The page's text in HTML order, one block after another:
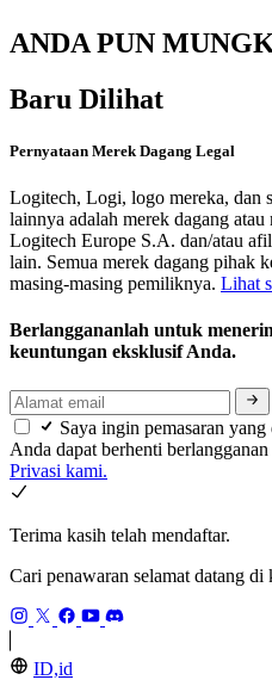
ANDA PUN
Baru Dilihat
Pernyataan Merek Dagang Legal
Logitech, Logi, logo mereka, dan
lainnya adalah merek dagang
Logitech Europe S.A. dan/atau
lain. Semua merek dagang pihak
masing-masing pemiliknya. Lihat
Berlanggananlah untuk
keuntungan eksklusif Anda.
Saya ingin pemasaran
Anda dapat berhenti
Privasi kami.
Terima kasih telah mendaftar.
Cari penawaran selamat datang di
ID,id